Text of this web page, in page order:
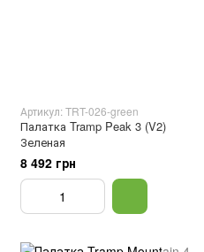
Артикул: TRT-026-green
Палатка Tramp Peak 3 (V2)
Зеленая
8 492 грн